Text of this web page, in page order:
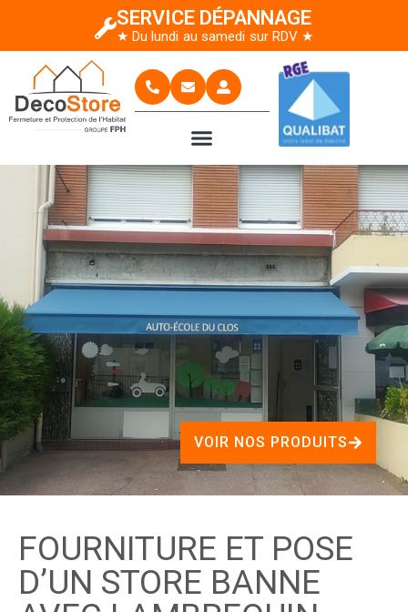
SERVICE DÉPANNAGE
★ Du lundi au samedi sur RDV ★
VOIR NOS PRODUITS
FOURNITURE ET POSE
D’UN STORE BANNE